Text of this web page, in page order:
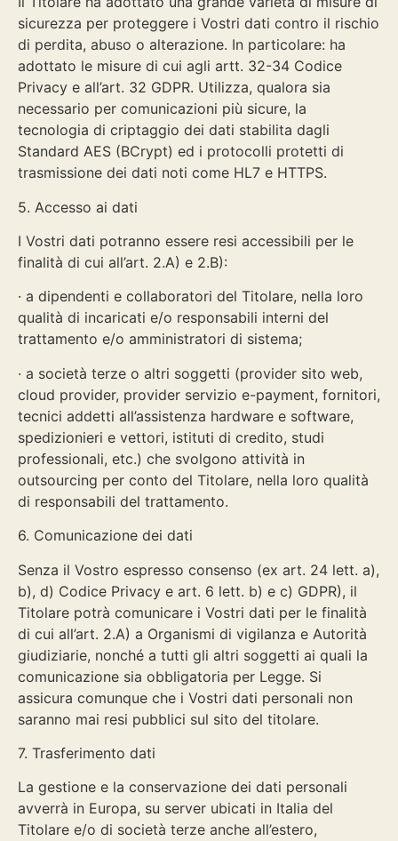
sicurezza per proteggere i Vostri dati contro il rischio
di perdita, abuso o alterazione. In particolare: ha
adottato le misure di cui agli artt. 32-34 Codice
Privacy e all’art. 32 GDPR. Utilizza, qualora sia
necessario per comunicazioni più sicure, la
tecnologia di criptaggio dei dati stabilita dagli
Standard AES (BCrypt) ed i protocolli protetti di
trasmissione dei dati noti come HL7 e HTTPS.
5. Accesso ai dati
I Vostri dati potranno essere resi accessibili per le
finalità di cui all’art. 2.A) e 2.B):
· a dipendenti e collaboratori del Titolare, nella loro
qualità di incaricati e/o responsabili interni del
trattamento e/o amministratori di sistema;
· a società terze o altri soggetti (provider sito web,
cloud provider, provider servizio e-payment, fornitori,
tecnici addetti all’assistenza hardware e software,
spedizionieri e vettori, istituti di credito, studi
professionali, etc.) che svolgono attività in
outsourcing per conto del Titolare, nella loro qualità
di responsabili del trattamento.
6. Comunicazione dei dati
Senza il Vostro espresso consenso (ex art. 24 lett. a),
b), d) Codice Privacy e art. 6 lett. b) e c) GDPR), il
Titolare potrà comunicare i Vostri dati per le finalità
di cui all’art. 2.A) a Organismi di vigilanza e Autorità
giudiziarie, nonché a tutti gli altri soggetti ai quali la
comunicazione sia obbligatoria per Legge. Si
assicura comunque che i Vostri dati personali non
saranno mai resi pubblici sul sito del titolare.
7. Trasferimento dati
La gestione e la conservazione dei dati personali
avverrà in Europa, su server ubicati in Italia del
Titolare e/o di società terze anche all’estero,